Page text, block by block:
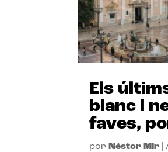
Els
blanc i
faves,
por Néstor Mir |